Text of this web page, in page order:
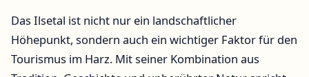
Das Ilsetal ist nicht nur ein landschaftlicher
Höhepunkt, sondern auch ein wichtiger Faktor für den
Tourismus im Harz. Mit seiner Kombination aus